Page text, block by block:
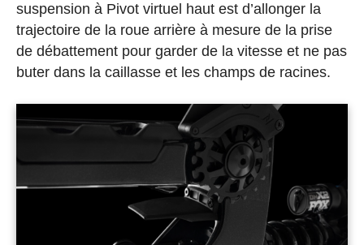
suspension à Pivot virtuel haut est d’allonger la
trajectoire de la roue arrière à mesure de la prise
de débattement pour garder de la vitesse et ne pas
buter dans la caillasse et les champs de racines.